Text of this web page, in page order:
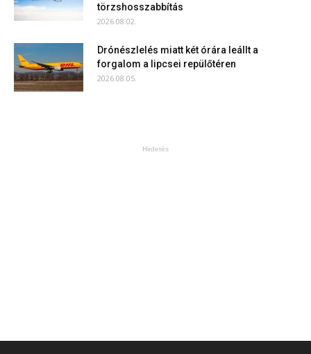
törzshosszabbítás
2026.08.02.
Drónészlelés miatt két órára leállt a
forgalom a lipcsei repülőtéren
2026.08.05.
Hirdetés